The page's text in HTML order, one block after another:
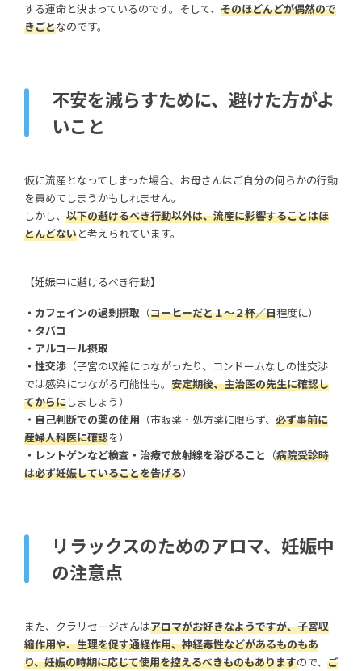
する運命と決まっているのです。そして、 そのほどんどが偶然ので
きごとなのです。
不安を減らすために、避けた方がよ
いこと
仮に流産となってしまった場合、お母さんはご自分の何らかの行動
を責めてしまうかもしれません。
しかし、 以下の避けるべき行動以外は、流産に影響することはほ
とんどないと考えられています。
【妊娠中に避けるべき行動】
・カフェインの過剰摂取 （コーヒーだと１～２杯／日程度に）
・タバコ
・アルコール摂取
・性交渉 （子宮の収縮につながったり、コンドームなしの性交渉
では感染につながる可能性も。 安定期後、主治医の先生に確認し
てからにしましょう）
・自己判断での薬の使用 （市販薬・処方薬に限らず、 必ず事前に
産婦人科医に確認を）
・レントゲンなど検査・治療で放射線を浴びること （病院受診時
は必ず妊娠していることを告げる）
リラックスのためのアロマ、妊娠中
の注意点
また、クラリセージさんはアロマがお好きなようですが、子宮収
縮作用や、生理を促す通経作用、神経毒性などがあるものもあ
り、妊娠の時期に応じて使用を控えるべきものもありますので、 ご